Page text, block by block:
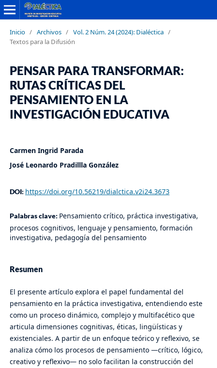
Inicio / Archivos / Vol. 2 Núm. 24 (2024): Dialéctica /
Textos para la Difusión
PENSAR PARA TRANSFORMAR:
RUTAS CRÍTICAS DEL
PENSAMIENTO EN LA
INVESTIGACIÓN EDUCATIVA
Carmen Ingrid Parada
José Leonardo Pradillla González
DOI: https://doi.org/10.56219/dialctica.v2i24.3673
Palabras clave: Pensamiento crítico, práctica investigativa,
procesos cognitivos, lenguaje y pensamiento, formación
investigativa, pedagogía del pensamiento
Resumen
El presente artículo explora el papel fundamental del
pensamiento en la práctica investigativa, entendiendo este
como un proceso dinámico, complejo y multifacético que
articula dimensiones cognitivas, éticas, lingüísticas y
existenciales. A partir de un enfoque teórico y reflexivo, se
analiza cómo los procesos de pensamiento —crítico, lógico,
creativo y reflexivo— no solo facilitan la construcción del